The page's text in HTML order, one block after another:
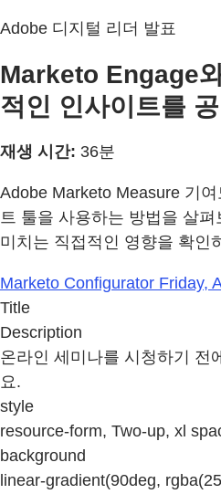
Adobe 디지털 리더 발표
Marketo Engage
적인 인사이트를
재생 시간: 36분
Adobe Marketo Measure 기
트 툴을 사용하는 방법을 살
미치는 직접적인 영향을 확인
Marketo Configurator Friday,
Title
Description
온라인 세미나를 시청하기 전
요.
style
resource-form, Two-up, xl
background
linear-gradient(90deg,